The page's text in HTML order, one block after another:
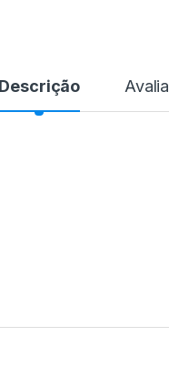
Descrição